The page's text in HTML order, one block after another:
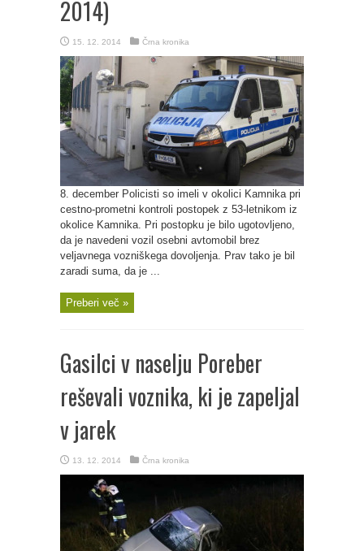
2014)
15. 12. 2014 Črna kronika
8. december Policisti so imeli v okolici Kamnika pri
cestno-prometni kontroli postopek z 53-letnikom iz
okolice Kamnika. Pri postopku je bilo ugotovljeno,
da je navedeni vozil osebni avtomobil brez
veljavnega vozniškega dovoljenja. Prav tako je bil
zaradi suma, da je ...
Preberi več »
Gasilci v naselju Poreber
reševali voznika, ki je zapeljal
v jarek
13. 12. 2014 Črna kronika